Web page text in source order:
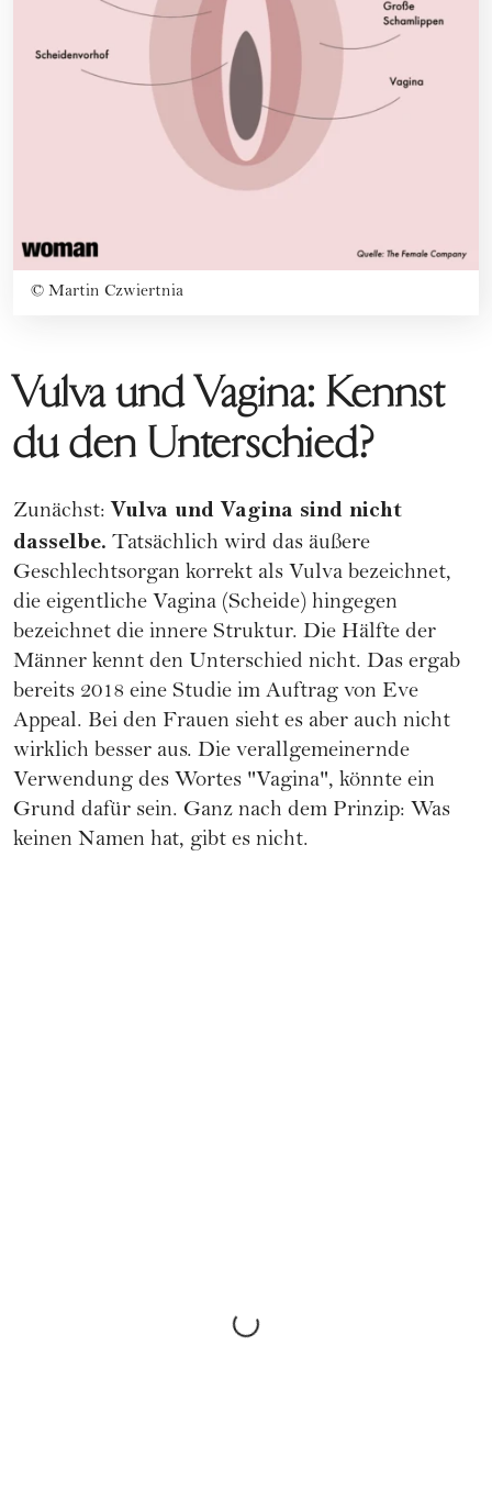
© Martin Czwiertnia
Vulva und Vagina: Kennst
du den Unterschied?
Zunächst: Vulva und Vagina sind nicht
dasselbe. Tatsächlich wird das äußere
Geschlechtsorgan korrekt als Vulva bezeichnet,
die eigentliche Vagina (Scheide) hingegen
bezeichnet die innere Struktur. Die Hälfte der
Männer kennt den Unterschied nicht. Das ergab
bereits 2018 eine Studie im Auftrag von Eve
Appeal. Bei den Frauen sieht es aber auch nicht
wirklich besser aus. Die verallgemeinernde
Verwendung des Wortes "Vagina", könnte ein
Grund dafür sein. Ganz nach dem Prinzip: Was
keinen Namen hat, gibt es nicht.